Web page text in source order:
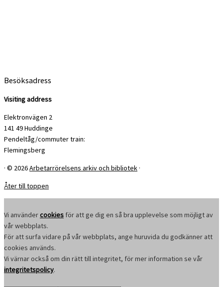
Besöksadress
Visiting address
Elektronvägen 2
141 49 Huddinge
Pendeltåg/commuter train:
Flemingsberg
· © 2026Arbetarrörelsens arkiv och bibliotek ·
Åter till toppen
Vi användercookies för att ge dig en så bra upplevelse som möjligt av
vår webbplats.
För att surfa vidare på vår webbplats, ange huruvida du godkänner att
cookies används.
Vi värnar också om din rätt till integritet, för mer information se vår
integritetspolicy.